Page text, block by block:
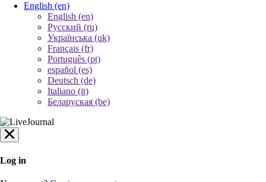
English (en)
English (en)
Русский (ru)
Українська (uk)
Français (fr)
Português (pt)
español (es)
Deutsch (de)
Italiano (it)
Беларуская (be)
Log in